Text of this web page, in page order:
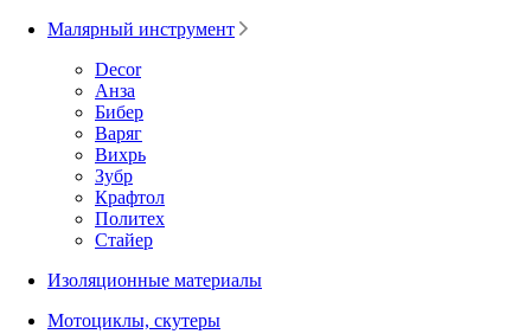
Малярный инструмент
Decor
Анза
Бибер
Варяг
Вихрь
Зубр
Крафтол
Политех
Стайер
Изоляционные материалы
Мотоциклы, скутеры